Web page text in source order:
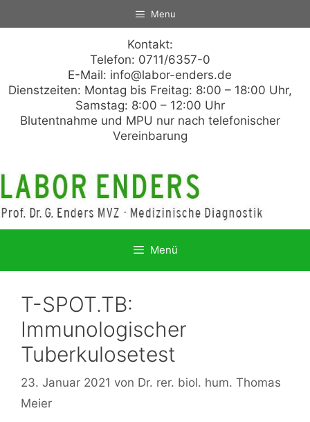
Menu
Kontakt:
Telefon: 0711/6357-0
E-Mail: info@labor-enders.de
Dienstzeiten: Montag bis Freitag: 8:00 – 18:00 Uhr,
Samstag: 8:00 – 12:00 Uhr
Blutentnahme und MPU nur nach telefonischer
Vereinbarung
Menü
T-SPOT.TB:
Immunologischer
Tuberkulosetest
23. Januar 2021 von Dr. rer. biol. hum. Thomas
Meier